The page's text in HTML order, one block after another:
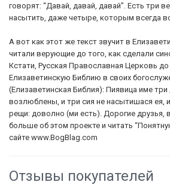
говорят: “Давай, давай, давай”. Есть три
насытить, даже четыре, которым всегда
А вот как этот же текст звучит в
читали верующие до того, как сделали
Кстати, Русская Православная Церковь до
Елизаветинскую Библию в своих
(Елизаветинская Библия): Пиявица име
возлюблены, и три сия не насытишася ея,
рещи: доволно (ми есть). Дорогие друзья,
больше об этом проекте и читать
сайте www.BogBlag.com
Отзывы покупателей